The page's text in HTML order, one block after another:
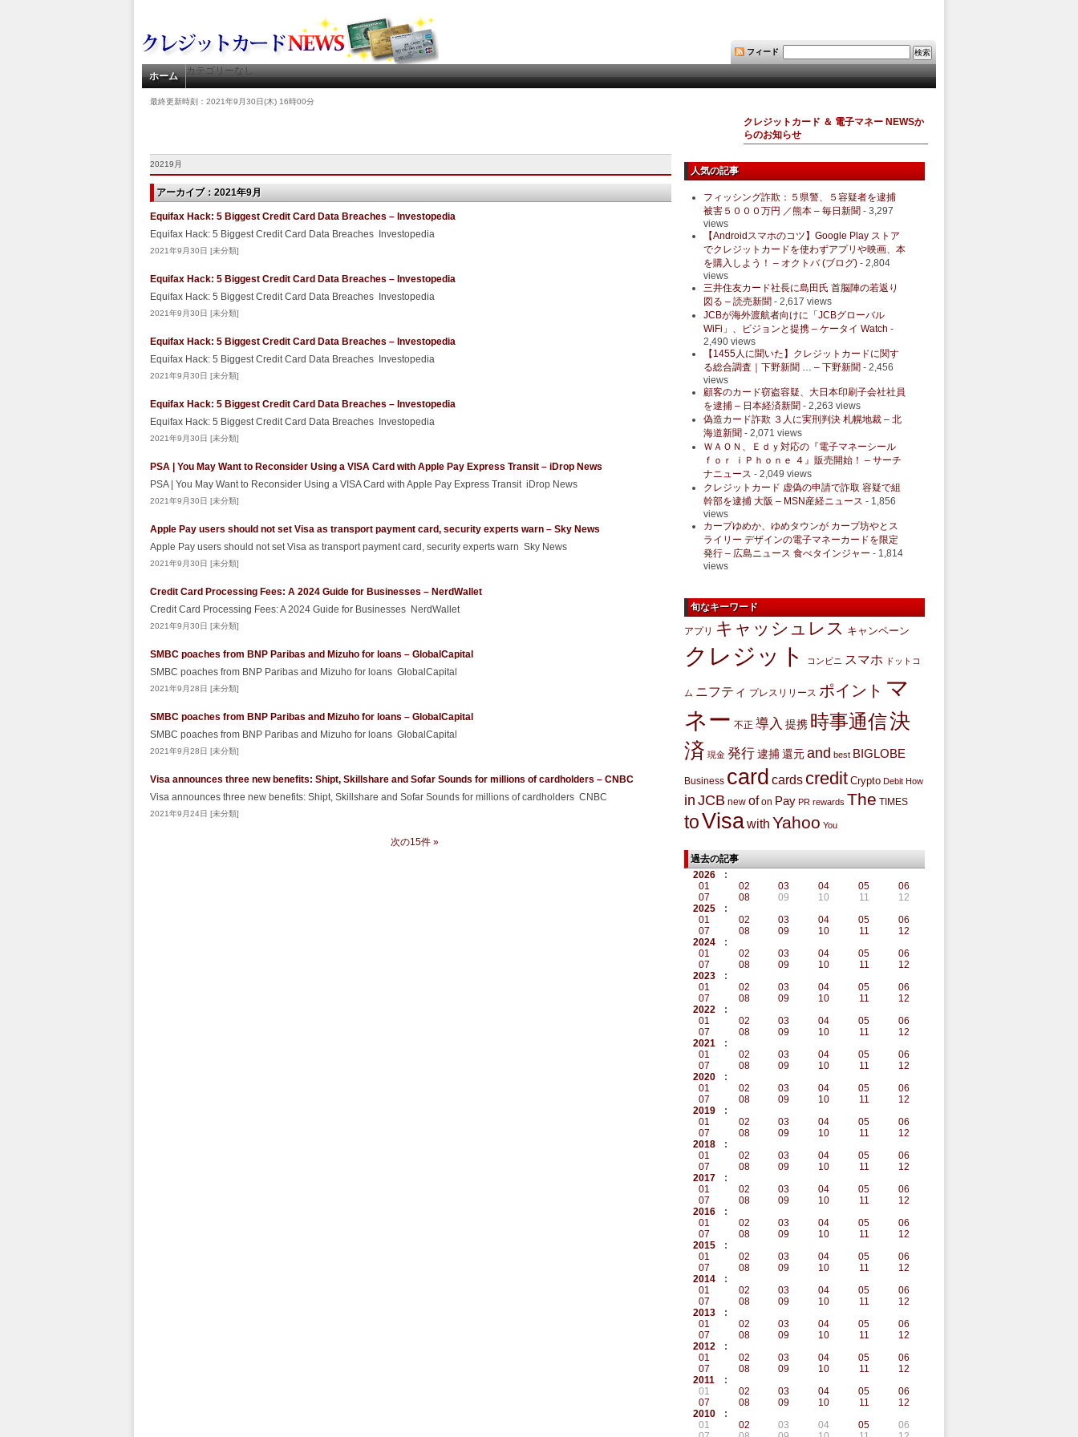
フィード
ホーム カテゴリーなし
最終更新時刻：2021年9月30日(木) 16時00分
クレジットカード ＆ 電子マネー NEWSか
らのお知らせ
20219月
アーカイブ：2021年9月
Equifax Hack: 5 Biggest Credit Card Data Breaches – Investopedia
Equifax Hack: 5 Biggest Credit Card Data Breaches Investopedia
2021年9月30日 [未分類]
Equifax Hack: 5 Biggest Credit Card Data Breaches – Investopedia
Equifax Hack: 5 Biggest Credit Card Data Breaches Investopedia
2021年9月30日 [未分類]
Equifax Hack: 5 Biggest Credit Card Data Breaches – Investopedia
Equifax Hack: 5 Biggest Credit Card Data Breaches Investopedia
2021年9月30日 [未分類]
Equifax Hack: 5 Biggest Credit Card Data Breaches – Investopedia
Equifax Hack: 5 Biggest Credit Card Data Breaches Investopedia
2021年9月30日 [未分類]
PSA | You May Want to Reconsider Using a VISA Card with Apple Pay Express Transit – iDrop News
PSA | You May Want to Reconsider Using a VISA Card with Apple Pay Express Transit iDrop News
2021年9月30日 [未分類]
Apple Pay users should not set Visa as transport payment card, security experts warn – Sky News
Apple Pay users should not set Visa as transport payment card, security experts warn Sky News
2021年9月30日 [未分類]
Credit Card Processing Fees: A 2024 Guide for Businesses – NerdWallet
Credit Card Processing Fees: A 2024 Guide for Businesses NerdWallet
2021年9月30日 [未分類]
SMBC poaches from BNP Paribas and Mizuho for loans – GlobalCapital
SMBC poaches from BNP Paribas and Mizuho for loans GlobalCapital
2021年9月28日 [未分類]
SMBC poaches from BNP Paribas and Mizuho for loans – GlobalCapital
SMBC poaches from BNP Paribas and Mizuho for loans GlobalCapital
2021年9月28日 [未分類]
Visa announces three new benefits: Shipt, Skillshare and Sofar Sounds for millions of cardholders – CNBC
Visa announces three new benefits: Shipt, Skillshare and Sofar Sounds for millions of cardholders CNBC
2021年9月24日 [未分類]
次の15件 »
人気の記事
フィッシング詐欺：５県警、５容疑者を逮捕
被害５０００万円 ／熊本 – 毎日新聞 - 3,297
views
【Androidスマホのコツ】Google Play ストア
でクレジットカードを使わずアプリや映画、本
を購入しよう！ – オクトバ (ブログ) - 2,804
views
三井住友カード社長に島田氏 首脳陣の若返り
図る – 読売新聞 - 2,617 views
JCBが海外渡航者向けに「JCBグローバル
WiFi」、ビジョンと提携 – ケータイ Watch -
2,490 views
【1455人に聞いた】クレジットカードに関す
る総合調査｜下野新聞 … – 下野新聞 - 2,456
views
顧客のカード窃盗容疑、大日本印刷子会社社員
を逮捕 – 日本経済新聞 - 2,263 views
偽造カード詐欺 ３人に実刑判決 札幌地裁 – 北
海道新聞 - 2,071 views
ＷＡＯＮ、Ｅｄｙ対応の『電子マネーシール
ｆｏｒ ｉＰｈｏｎｅ ４』販売開始！ – サーチ
ナニュース - 2,049 views
クレジットカード 虚偽の申請で詐取 容疑で組
幹部を逮捕 大阪 – MSN産経ニュース - 1,856
views
カープゆめか、ゆめタウンが カープ坊やとス
ライリー デザインの電子マネーカードを限定
発行 – 広島ニュース 食べタインジャー - 1,814
views
旬なキーワード
アプリ キャッシュレス キャンペーン
クレジット コンビニ スマホ ドットコ
ム ニフティ プレスリリース ポイント マ
ネー 不正 導入 提携 時事通信決
済 現金 発行 逮捕 還元and best BIGLOBE
Business card cards credit Crypto Debit How
in JCB new of on Pay PR rewards The TIMES
toVisawith Yahoo You
過去の記事
2026
:
01
02 03 04 05
06
07
08 09 10 11
12
2025
:
01
02 03 04 05
06
07
08 09 10 11
12
2024
:
01
02 03 04 05
06
07
08 09 10 11
12
2023
:
01
02 03 04 05
06
07
08 09 10 11
12
2022
:
01
02 03 04 05
06
07
08 09 10 11
12
2021
:
01
02 03 04 05
06
07
08 09 10 11
12
2020
:
01
02 03 04 05
06
07
08 09 10 11
12
2019
:
01
02 03 04 05
06
07
08 09 10 11
12
2018
:
01
02 03 04 05
06
07
08 09 10 11
12
2017
:
01
02 03 04 05
06
07
08 09 10 11
12
2016
:
01
02 03 04 05
06
07
08 09 10 11
12
2015
:
01
02 03 04 05
06
07
08 09 10 11
12
2014
:
01
02 03 04 05
06
07
08 09 10 11
12
2013
:
01
02 03 04 05
06
07
08 09 10 11
12
2012
:
01
02 03 04 05
06
07
08 09 10 11
12
2011
:
01
02 03 04 05
06
07
08 09 10 11
12
2010
:
01
02 03 04 05
06